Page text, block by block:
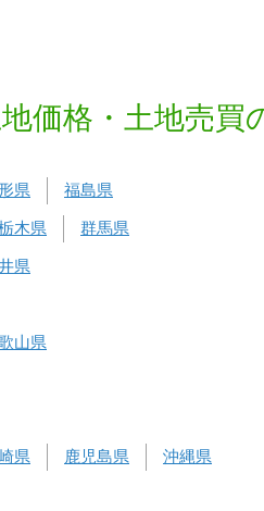
価格・土地売買
県 福島県
木県 群馬県
県
山県
県 鹿児島県 沖縄県